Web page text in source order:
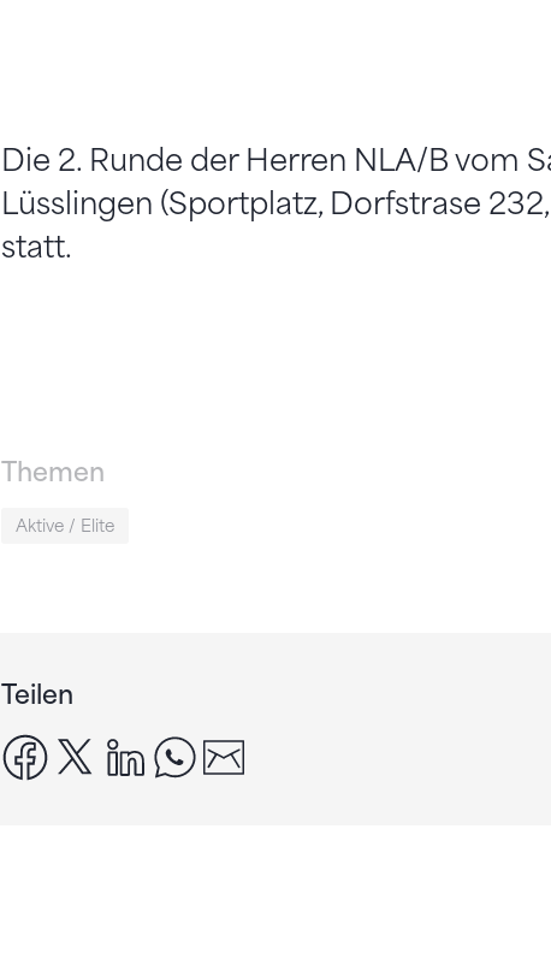
Die 2. Runde der Herren NLA/B vom
Lüsslingen (Sportplatz, Dorfstrase
statt.
Themen
Aktive / Elite
Teilen
facebook
x linkedinwhatsapp